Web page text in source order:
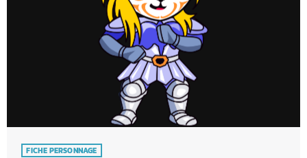
FICHE PERSONNAGE